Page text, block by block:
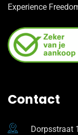
Experience
Contact
Dorpsstraat